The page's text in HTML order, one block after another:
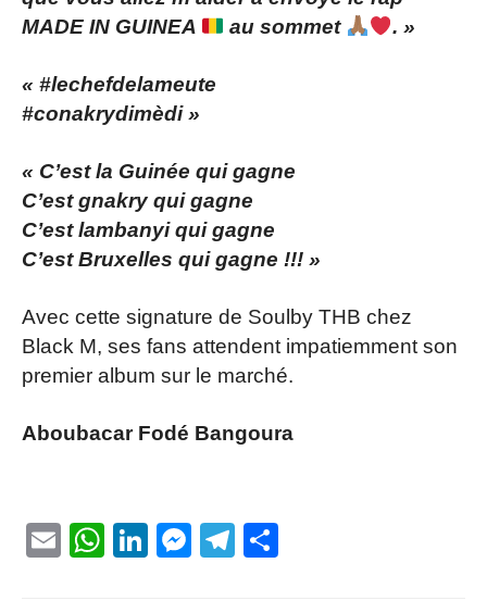
MADE IN GUINEA
au sommet . »
« #lechefdelameute
#conakrydimèdi »
« C’est la Guinée qui gagne
C’est gnakry qui gagne
C’est lambanyi qui gagne
C’est Bruxelles qui gagne !!! »
Avec cette signature de Soulby THB chez
Black M, ses fans attendent impatiemment son
premier album sur le marché.
Aboubacar Fodé Bangoura
EmailWhatsApp
LinkedIn
Messenger
Telegram